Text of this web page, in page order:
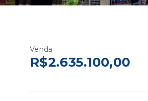
Venda
R$2.635.100,00